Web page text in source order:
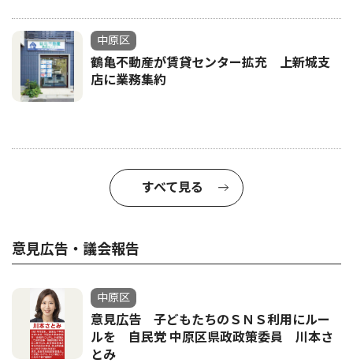
中原区
鶴亀不動産が賃貸センター拡充 上新城支
店に業務集約
すべて見る
意見広告・議会報告
中原区
意見広告 子どもたちのＳＮＳ利用にルー
ルを 自民党 中原区県政政策委員 川本さ
とみ